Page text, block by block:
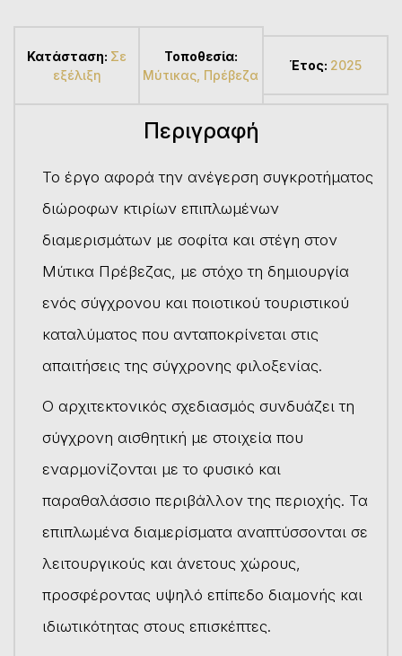
Κατάσταση: Σε
εξέλιξη
Τοποθεσία:
Μύτικας, Πρέβεζα
Έτος: 2025
Περιγραφή
Το έργο αφορά την ανέγερση συγκροτήματος
διώροφων κτιρίων επιπλωμένων
διαμερισμάτων με σοφίτα και στέγη στον
Μύτικα Πρέβεζας, με στόχο τη δημιουργία
ενός σύγχρονου και ποιοτικού τουριστικού
καταλύματος που ανταποκρίνεται στις
απαιτήσεις της σύγχρονης φιλοξενίας.
Ο αρχιτεκτονικός σχεδιασμός συνδυάζει τη
σύγχρονη αισθητική με στοιχεία που
εναρμονίζονται με το φυσικό και
παραθαλάσσιο περιβάλλον της περιοχής. Τα
επιπλωμένα διαμερίσματα αναπτύσσονται σε
λειτουργικούς και άνετους χώρους,
προσφέροντας υψηλό επίπεδο διαμονής και
ιδιωτικότητας στους επισκέπτες.